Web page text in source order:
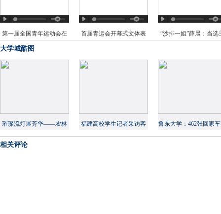
第一届全国青年运动会在
榕开幕
首届青运会开幕式文体表
“沙排一姐”薛晨：当选
大学城酷图
璀璨流灯展芳华——农林
大举办女生节系列活动
福建高校学生记者采访客
家年俗 展现文化自信
鲁东大学：462张回家
让贫困学生过上团圆
相关评论